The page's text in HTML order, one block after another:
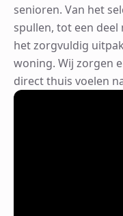
senioren. Van het
spullen, tot een
het zorgvuldig
woning. Wij zorgen
direct thuis voelen